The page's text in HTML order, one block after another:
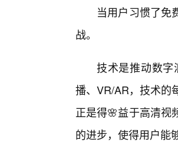
当用户习惯了免
战。
技术是推动数
播、VR/AR，技术的
正是得🌸益于高清视
的进步，使得用户能